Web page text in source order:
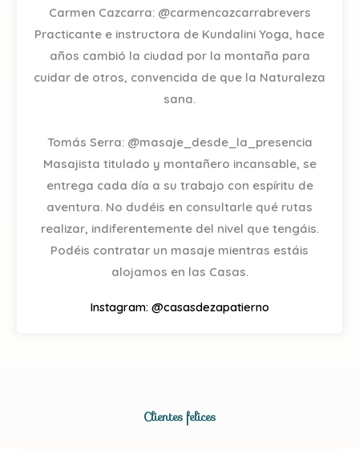
Carmen Cazcarra: @carmencazcarrabrevers
Practicante e instructora de Kundalini Yoga, hace
años cambió la ciudad por la montaña para
cuidar de otros, convencida de que la Naturaleza
sana.
Tomás Serra: @masaje_desde_la_presencia
Masajista titulado y montañero incansable, se
entrega cada día a su trabajo con espíritu de
aventura. No dudéis en consultarle qué rutas
realizar, indiferentemente del nivel que tengáis.
Podéis contratar un masaje mientras estáis
alojamos en las Casas.
Instagram: @casasdezapatierno
Clientes felices